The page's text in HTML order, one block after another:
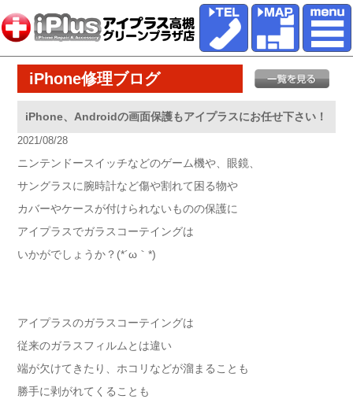
iPhone修理ブログ
iPhone、Androidの画面保護もアイプラスにお任せ下さい！
2021/08/28
ニンテンドースイッチなどのゲーム機や、眼鏡、
サングラスに腕時計など傷や割れて困る物や
カバーやケースが付けられないものの保護に
アイプラスでガラスコーテイングは
いかがでしょうか？(*´ω｀*)
アイプラスのガラスコーテイングは
従来のガラスフィルムとは違い
端が欠けてきたり、ホコリなどが溜まることも
勝手に剥がれてくることも